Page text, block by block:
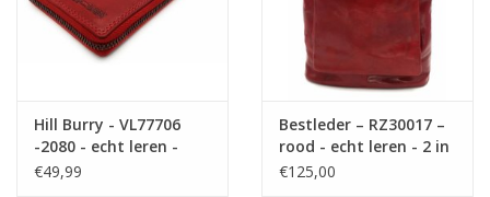
Hill Burry - VL77706
-2080 - echt leren -
grote - dames - leder-
rits portemonnee -
€49,99
Bestleder – RZ30017 –
rood - echt leren - 2 in
1 - schoudertas –
rugzak - stevig - hoge
€125,00